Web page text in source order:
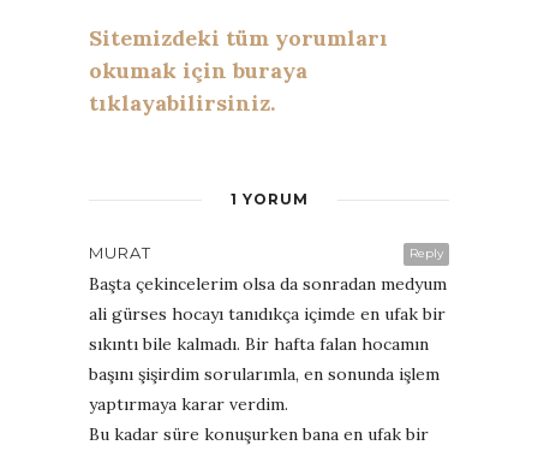
Sitemizdeki tüm yorumları
okumak için buraya
tıklayabilirsiniz.
1 YORUM
Reply
MURAT
Başta çekincelerim olsa da sonradan medyum
ali gürses hocayı tanıdıkça içimde en ufak bir
sıkıntı bile kalmadı. Bir hafta falan hocamın
başını şişirdim sorularımla, en sonunda işlem
yaptırmaya karar verdim.
Bu kadar süre konuşurken bana en ufak bir